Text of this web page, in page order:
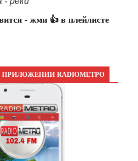
- жми 👍 в плейлисте
ПРИЛОЖЕНИИ RADIOМЕТРО